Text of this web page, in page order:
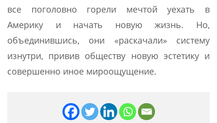
все поголовно горели мечтой уехать в
Америку и начать новую жизнь. Но,
объединившись, они «раскачали» систему
изнутри, привив обществу новую эстетику и
совершенно иное мироощущение.